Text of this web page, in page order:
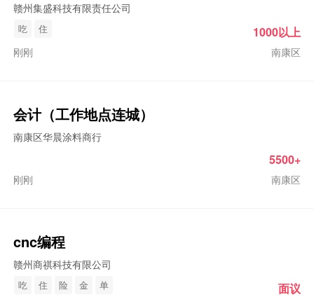
赣州集盛科技有限责任公司
吃 住
刚刚 南康区
1000以上
会计（工作地点连城）
南康区华晨涂料商行
刚刚 南康区
5500+
cnc编程
赣州商祺科技有限公司
吃 住 险 金 单 面议